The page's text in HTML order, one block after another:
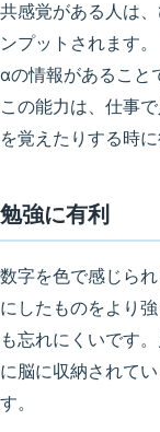
共感覚がある人は
ンプットされます
αの情報があること
この能力は、 仕事
を覚えたりする時
勉強に有利
数字を色で感じら
にしたものをより
も忘れにくいです
に脳に収納されて
す。